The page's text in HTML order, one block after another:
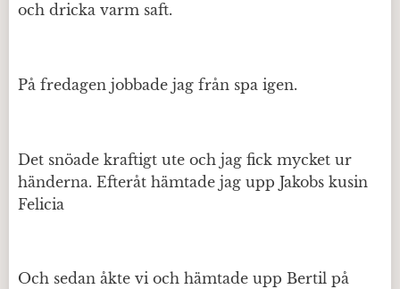
och dricka varm saft.
På fredagen jobbade jag från spa igen.
Det snöade kraftigt ute och jag fick mycket ur
händerna. Efteråt hämtade jag upp Jakobs kusin
Felicia
Och sedan åkte vi och hämtade upp Bertil på